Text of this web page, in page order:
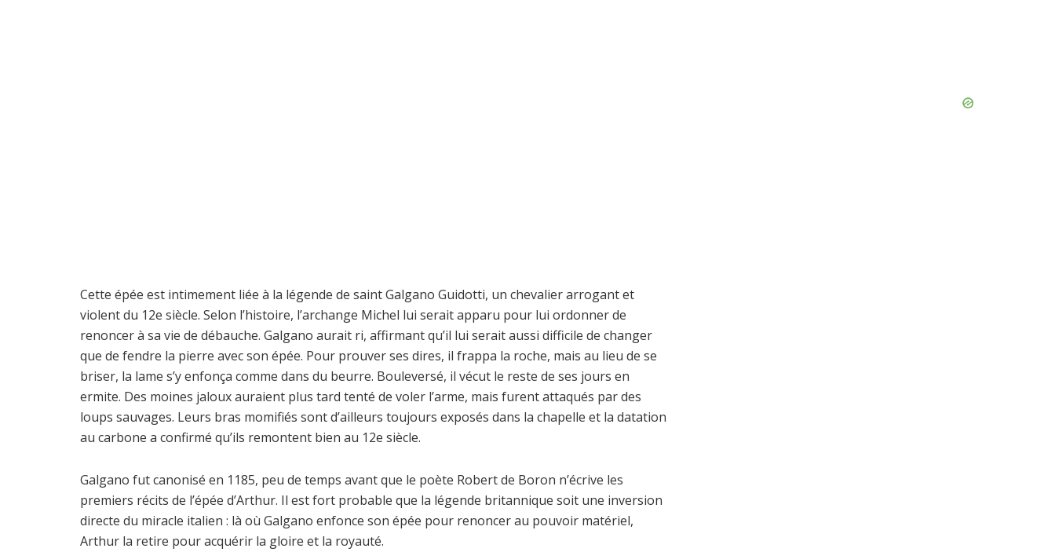
Cette épée est intimement liée à la légende de saint Galgano Guidotti, un chevalier arrogant et
violent du 12e siècle. Selon l’histoire, l’archange Michel lui serait apparu pour lui ordonner de
renoncer à sa vie de débauche. Galgano aurait ri, affirmant qu’il lui serait aussi difficile de changer
que de fendre la pierre avec son épée. Pour prouver ses dires, il frappa la roche, mais au lieu de se
briser, la lame s’y enfonça comme dans du beurre. Bouleversé, il vécut le reste de ses jours en
ermite. Des moines jaloux auraient plus tard tenté de voler l’arme, mais furent attaqués par des
loups sauvages. Leurs bras momifiés sont d’ailleurs toujours exposés dans la chapelle et la datation
au carbone a confirmé qu’ils remontent bien au 12e siècle.
Galgano fut canonisé en 1185, peu de temps avant que le poète Robert de Boron n’écrive les
premiers récits de l’épée d’Arthur. Il est fort probable que la légende britannique soit une inversion
directe du miracle italien : là où Galgano enfonce son épée pour renoncer au pouvoir matériel,
Arthur la retire pour acquérir la gloire et la royauté.